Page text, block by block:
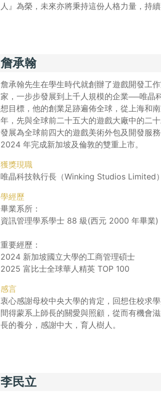
人』為榮，未來亦將秉持這份人格力量，持
詹承翰
詹承翰先生在學生時代就創辦了遊戲開發工
家，一步步發展到上千人規模的企業──唯
想目標，他的創業足跡遍佈全球，從上海和
年，先與全球前二十五大的遊戲大廠中的二
發展為全球前四大的遊戲美術外包及開發服
2024 年完成新加坡及倫敦的雙重上市。
獲獎現職
唯晶科技執行長（Winking Studios Limited）
學經歷
畢業系所：
資訊管理學系學士 88 級(西元 2000 年畢業)
重要經歷：
2024 新加坡國立大學的工商管理碩士
2025 富比士全球華人精英 TOP 100
感言
衷心感謝母校中央大學的肯定，回想住校求
間得蒙系上師長的關愛與照顧，從而有機會
長的養分，感謝中大，育人樹人。
李民立